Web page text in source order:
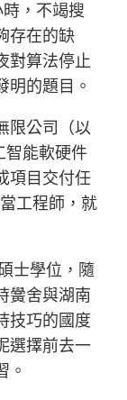
，不竭搜
存在的缺
對算法停止
明的題目。
限公司（以
智能軟硬件
項目交付任
工程師，就
士學位，隨
黌舍與湖南
技巧的國度
選擇前去一
。